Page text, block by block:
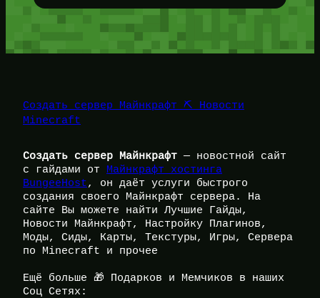
Создать сервер Майнкрафт ⛏️ Новости
Minecraft
Создать сервер Майнкрафт — новостной сайт
с гайдами от
Майнкрафт хостинга
BungeeHost, он даёт услуги быстрого
создания своего Майнкрафт сервера. На
сайте Вы можете найти Лучшие Гайды,
Новости Майнкрафт, Настройку Плагинов,
Моды, Сиды, Карты, Текстуры, Игры, Сервера
по Minecraft и прочее
Ещё больше 🎁 Подарков и Мемчиков в наших
Соц Сетях: